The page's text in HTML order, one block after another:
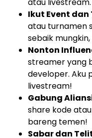
Ikut Event dan
atau turnamen
sebaik
Nonton
streamer yang
developer. Aku
livestream!
Gabung
share kode
bareng temen!
Sabar dan